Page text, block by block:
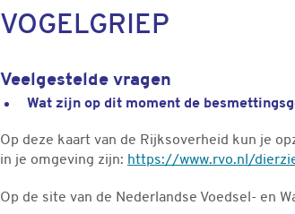
VOGELGRIEP
Veelgestelde vragen
Wat zijn op dit moment de
Op deze kaart van de Rijksoverheid kun je
in je omgeving zijn: https://www.rvo.nl/
Op de site van de Nederlandse Voedsel- en